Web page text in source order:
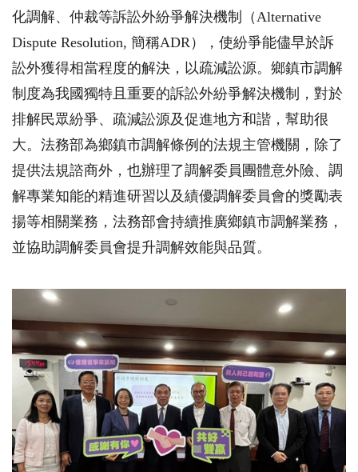
化調解、仲裁等訴訟外紛爭解決機制（ Alternative
Dispute Resolution, 簡稱ADR ），使紛爭能儘早於訴
訟外獲得相當程度的解決，以疏減訟源。鄉鎮市調解
制度為我國獨特且重要的訴訟外紛爭解決機制，對於
排解民眾紛爭、疏減訟源及促進地方和諧，幫助很
大。法務部為鄉鎮市調解條例的法規主管機關，除了
提供法規諮商外，也辦理了調解委員團體意外險、調
解專業知能的精進研習以及績優調解委員會的獎勵表
揚等相關業務，法務部會持續推廣鄉鎮市調解業務，
並協助調解委員會提升調解效能與品質。